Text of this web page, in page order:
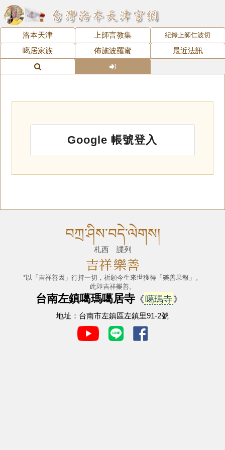
洛本天津 上師言教集 紀錄上師仁波切
噶居家族 佈施波羅蜜 最近法訊
Google 帳號登入
བཀྲ་ཤིས་བདེ་ལེགས།
札西 諜列
吉祥樂善
*以「吉祥善因」行持一切，祈願今生來世獲得「樂善果報」。
此即吉祥樂善。
台南左鎮噶瑪噶居寺《噶瑪寺 》
地址：台南市左鎮區左鎮里91-2號